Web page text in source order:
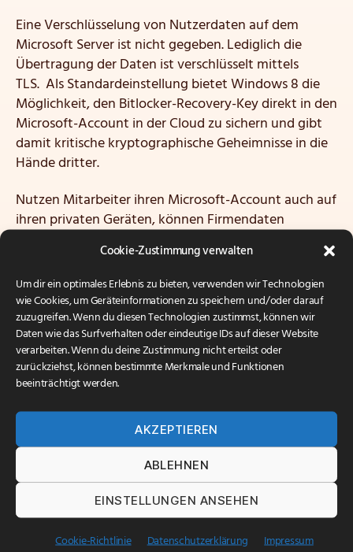
Cookie-Zustimmung verwalten
Um dir ein optimales Erlebnis zu bieten, verwenden wir Technologien
wie Cookies, um Geräteinformationen zu speichern und/oder darauf
zuzugreifen. Wenn du diesen Technologien zustimmst, können wir
Daten wie das Surfverhalten oder eindeutige IDs auf dieser Website
verarbeiten. Wenn du deine Zustimmung nicht erteilst oder
zurückziehst, können bestimmte Merkmale und Funktionen
beeinträchtigt werden.
AKZEPTIEREN
ABLEHNEN
EINSTELLUNGEN ANSEHEN
Cookie-Richtlinie Datenschutzerklärung Impressum
Eine Verschlüsselung von Nutzerdaten auf dem
Microsoft Server ist nicht gegeben. Lediglich die
Übertragung der Daten ist verschlüsselt mittels
TLS. Als Standardeinstellung bietet Windows 8 die
Möglichkeit, den Bitlocker-Recovery-Key direkt in den
Microsoft-Account in der Cloud zu sichern und gibt
damit kritische kryptographische Geheimnisse in die
Hände dritter.
Nutzen Mitarbeiter ihren Microsoft-Account auch auf
ihren privaten Geräten, können Firmendaten
ungewollt auf diese übertragen werden.
Bedienung:
OneDrive ist seit Windows 8.1 fester Bestandteil des
Betriebssystems. Es ist nicht möglich, Onedrive über
die grafische Bedienoberfläche zu deaktivieren.
Meldet man sich mit bereits aktiviertem Microsoft-
Account auf einem , werden dort automatisch die
von ihm genutzten Microsoft-Cloud-Dienste
Ist der Cloud-Speicherplatz fast vollständig
ausgenutzt, „klemmt“ die Synchronisierung.